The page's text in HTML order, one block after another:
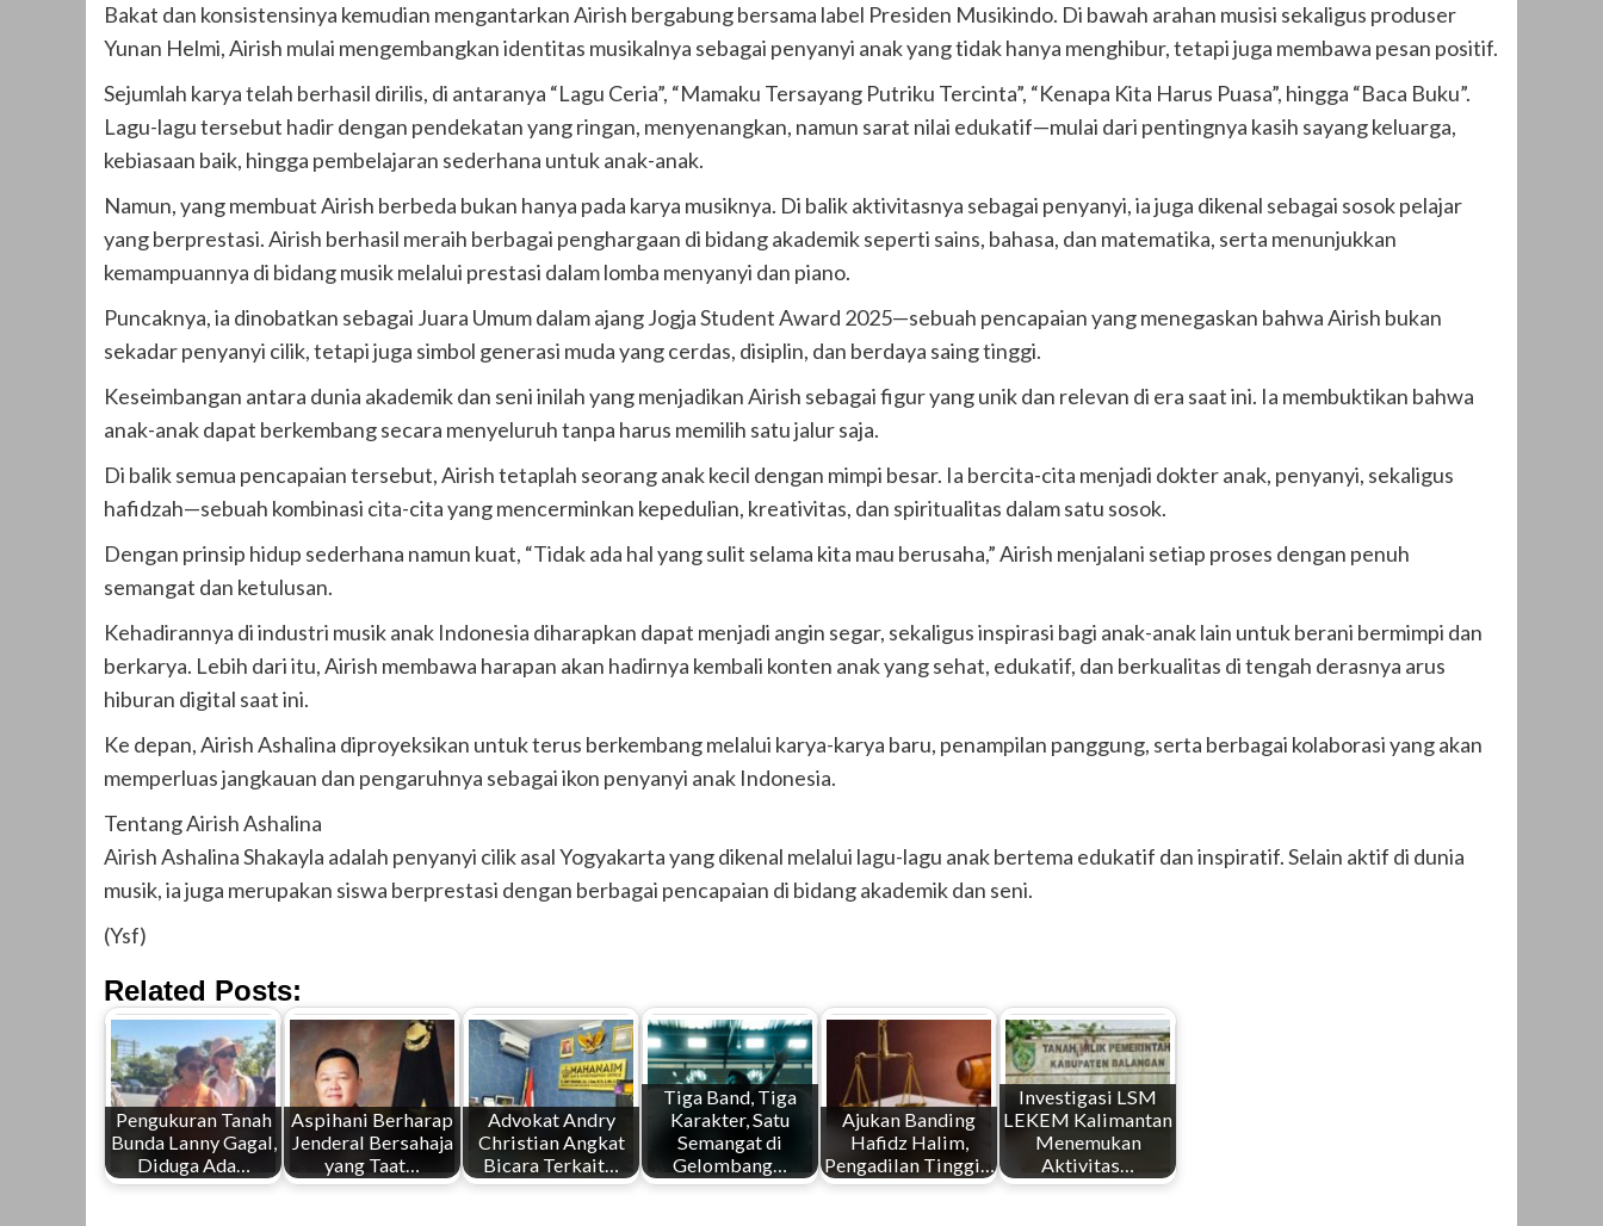
Bakat dan konsistensinya kemudian mengantarkan Airish bergabung bersama label Presiden Musikindo. Di bawah arahan musisi sekaligus produser
Yunan Helmi, Airish mulai mengembangkan identitas musikalnya sebagai penyanyi anak yang tidak hanya menghibur, tetapi juga membawa pesan positif.
Sejumlah karya telah berhasil dirilis, di antaranya “Lagu Ceria”, “Mamaku Tersayang Putriku Tercinta”, “Kenapa Kita Harus Puasa”, hingga “Baca Buku”.
Lagu-lagu tersebut hadir dengan pendekatan yang ringan, menyenangkan, namun sarat nilai edukatif—mulai dari pentingnya kasih sayang keluarga,
kebiasaan baik, hingga pembelajaran sederhana untuk anak-anak.
Namun, yang membuat Airish berbeda bukan hanya pada karya musiknya. Di balik aktivitasnya sebagai penyanyi, ia juga dikenal sebagai sosok pelajar
yang berprestasi. Airish berhasil meraih berbagai penghargaan di bidang akademik seperti sains, bahasa, dan matematika, serta menunjukkan
kemampuannya di bidang musik melalui prestasi dalam lomba menyanyi dan piano.
Puncaknya, ia dinobatkan sebagai Juara Umum dalam ajang Jogja Student Award 2025—sebuah pencapaian yang menegaskan bahwa Airish bukan
sekadar penyanyi cilik, tetapi juga simbol generasi muda yang cerdas, disiplin, dan berdaya saing tinggi.
Keseimbangan antara dunia akademik dan seni inilah yang menjadikan Airish sebagai figur yang unik dan relevan di era saat ini. Ia membuktikan bahwa
anak-anak dapat berkembang secara menyeluruh tanpa harus memilih satu jalur saja.
Di balik semua pencapaian tersebut, Airish tetaplah seorang anak kecil dengan mimpi besar. Ia bercita-cita menjadi dokter anak, penyanyi, sekaligus
hafidzah—sebuah kombinasi cita-cita yang mencerminkan kepedulian, kreativitas, dan spiritualitas dalam satu sosok.
Dengan prinsip hidup sederhana namun kuat, “Tidak ada hal yang sulit selama kita mau berusaha,” Airish menjalani setiap proses dengan penuh
semangat dan ketulusan.
Kehadirannya di industri musik anak Indonesia diharapkan dapat menjadi angin segar, sekaligus inspirasi bagi anak-anak lain untuk berani bermimpi dan
berkarya. Lebih dari itu, Airish membawa harapan akan hadirnya kembali konten anak yang sehat, edukatif, dan berkualitas di tengah derasnya arus
hiburan digital saat ini.
Ke depan, Airish Ashalina diproyeksikan untuk terus berkembang melalui karya-karya baru, penampilan panggung, serta berbagai kolaborasi yang akan
memperluas jangkauan dan pengaruhnya sebagai ikon penyanyi anak Indonesia.
Tentang Airish Ashalina
Airish Ashalina Shakayla adalah penyanyi cilik asal Yogyakarta yang dikenal melalui lagu-lagu anak bertema edukatif dan inspiratif. Selain aktif di dunia
musik, ia juga merupakan siswa berprestasi dengan berbagai pencapaian di bidang akademik dan seni.
(Ysf)
Related Posts:
Pengukuran Tanah
Bunda Lanny Gagal,
Diduga Ada…
Aspihani Berharap
Jenderal Bersahaja
yang Taat…
Advokat Andry
Christian Angkat
Bicara Terkait…
Tiga Band, Tiga
Karakter, Satu
Semangat di
Gelombang…
Ajukan Banding
Hafidz Halim,
Pengadilan Tinggi…
Investigasi LSM
LEKEM Kalimantan
Menemukan
Aktivitas…